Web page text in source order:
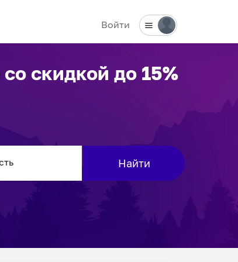
Войти
со скидкой до 15%
Найти